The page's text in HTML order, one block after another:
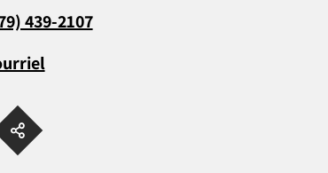
439-2107